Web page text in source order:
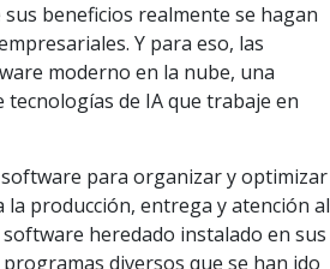
beneficios realmente se hagan
Y para eso, las
moderno en la nube, una
de IA que trabaje en
para organizar y optimizar
la producción, entrega y atención al
heredado instalado en sus
diversos que se han ido